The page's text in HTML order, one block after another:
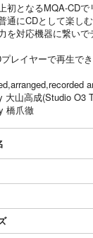
初となるMQA-CDで
通にCDとして楽し
を対応機器に繋い
プレイヤーで再生で
大山高成(Studio O3
橋爪徹